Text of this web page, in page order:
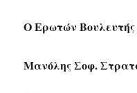
Ο Ερωτών Βουλευτής
Μανόλης Σοφ.